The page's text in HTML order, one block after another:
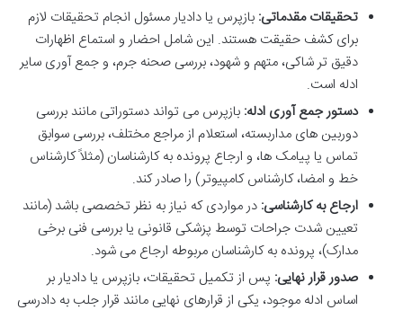
تحقیقات مقدماتی: بازپرس یا دادیار مسئول انجام تحقیقات لازم
برای کشف حقیقت هستند. این شامل احضار و استماع اظهارات
دقیق تر شاکی، متهم و شهود، بررسی صحنه جرم، و جمع آوری سایر
ادله است.
دستور جمع آوری ادله: بازپرس می تواند دستوراتی مانند بررسی
دوربین های مداربسته، استعلام از مراجع مختلف، بررسی سوابق
تماس یا پیامک ها، و ارجاع پرونده به کارشناسان (مثلاً کارشناس
خط و امضا، کارشناس کامپیوتر) را صادر کند.
ارجاع به کارشناسی: در مواردی که نیاز به نظر تخصصی باشد (مانند
تعیین شدت جراحات توسط پزشکی قانونی یا بررسی فنی برخی
مدارک)، پرونده به کارشناسان مربوطه ارجاع می شود.
صدور قرار نهایی: پس از تکمیل تحقیقات، بازپرس یا دادیار بر
اساس ادله موجود، یکی از قرارهای نهایی مانند قرار جلب به دادرسی